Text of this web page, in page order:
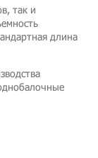
так и
длина